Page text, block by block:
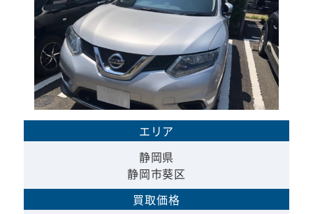
エリア
静岡県
静岡市葵区
買取価格